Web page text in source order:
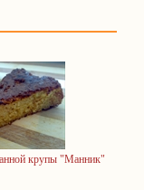
крупы "Манник"